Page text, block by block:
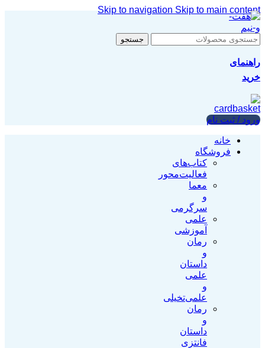
Skip to navigation Skip to main content
جستجو
راهنمای
خرید
ورود / ثبت نام
خانه
فروشگاه
کتاب‌‌های
فعالیت‌محور
معما
و
سرگرمی
علمی
آموزشی
رمان
و
داستان
علمی
و
علمی‌تخیلی
رمان
و
داستان
فانتزی